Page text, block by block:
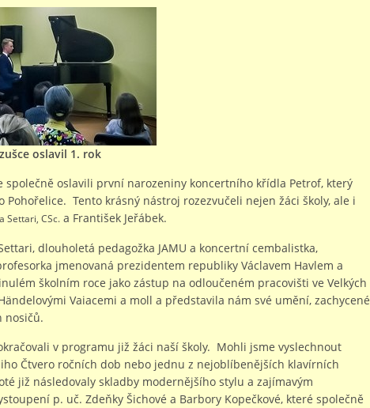
oslavil 1. rok
společně oslavili první narozeniny koncertního křídla Petrof, který
Pohořelice. Tento krásný nástroj rozezvučeli nejen žáci školy, ale i
Settari, CSc. a František Jeřábek.
dlouholetá pedagožka JAMU a koncertní cembalistka,
jmenovaná prezidentem republiky Václavem Havlem a
školním roce jako zástup na odloučeném pracovišti ve Velkých
Vaiacemi a moll a představila nám své umění, zachycené
nosičů.
v programu již žáci naší školy. Mohli jsme vyslechnout
Čtvero ročních dob nebo jednu z nejoblíbenějších klavírních
již následovaly skladby modernějšího stylu a zajímavým
p. uč. Zdeňky Šichové a Barbory Kopečkové, které společně